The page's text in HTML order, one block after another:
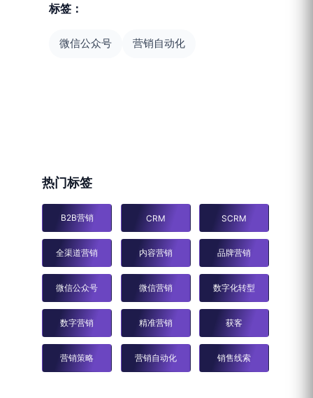
标签：
微信公众号 营销自动化
热门标签
B2B营销 CRM SCRM
全渠道营销 内容营销 品牌营销
微信公众号 微信营销 数字化转型
数字营销 精准营销 获客
营销策略 营销自动化 销售线索